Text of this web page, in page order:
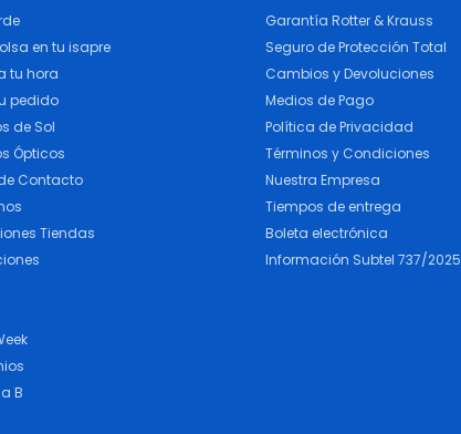
en tu isapre
tu hora
pedido
de Sol
Ópticos
Contacto
Tiendas
B
Garantía Rotter & Krauss
Seguro de Protección Total
Cambios y Devoluciones
Medios de Pago
Política de Privacidad
Términos y Condiciones
Nuestra Empresa
Tiempos de entrega
Boleta electrónica
Información Subtel 737/2025